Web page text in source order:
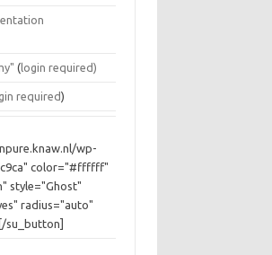
(login required)
required)
wp-
color="#ffffff"
style="Ghost"
radius="auto"
su_button]